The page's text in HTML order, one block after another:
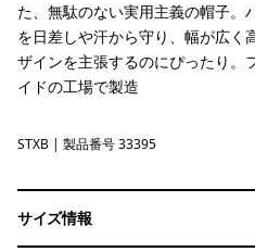
た、無駄のない実用主義の帽子。
を日差しや汗から守り、幅が広く
ザインを主張するのにぴったり。
イドの工場で製造
Strata Text: Black
STXB | 製品番号 33395
サイズ情報